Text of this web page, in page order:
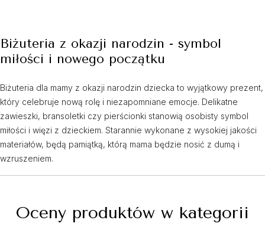
Biżuteria z okazji narodzin - symbol
miłości i nowego początku
Biżuteria dla mamy z okazji narodzin dziecka to wyjątkowy prezent,
który celebruje nową rolę i niezapomniane emocje. Delikatne
zawieszki, bransoletki czy pierścionki stanowią osobisty symbol
miłości i więzi z dzieckiem. Starannie wykonane z wysokiej jakości
materiałów, będą pamiątką, którą mama będzie nosić z dumą i
wzruszeniem.
Oceny produktów w kategorii